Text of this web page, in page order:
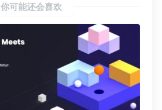
你可能还会喜欢